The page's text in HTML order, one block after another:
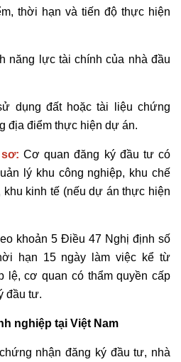
thời hạn và tiến độ thực hiện
năng lực tài chính của nhà đầu
dụng đất hoặc tài liệu chứng
địa điểm thực hiện dự án.
Cơ quan đăng ký đầu tư có
lý khu công nghiệp, khu chế
khu kinh tế (nếu dự án thực hiện
khoản 5 Điều 47 Nghị định số
hạn 15 ngày làm việc kể từ
lệ, cơ quan có thẩm quyền cấp
đầu tư.
nghiệp tại Việt Nam
nhận đăng ký đầu tư, nhà